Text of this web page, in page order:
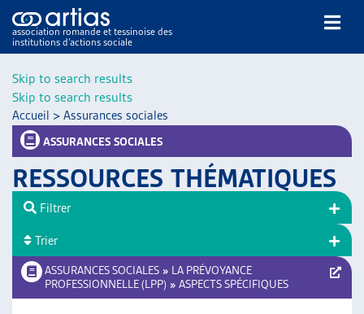
Skip to search results
Skip to search results
association romande et tessinoise des
institutions d’actions sociale
NOS PUBLICATIONS
DOSSIERS DU MOIS
VEILLE
RESSOURCES
Accueil > Assurances sociales
ASSURANCES SOCIALES
RESSOURCES THÉMATIQUES
ASSURANCES SOCIALES » LA PRÉVOYANCE
PROFESSIONNELLE (LPP) » ASPECTS SPÉCIFIQUES
Filtrer
Trier